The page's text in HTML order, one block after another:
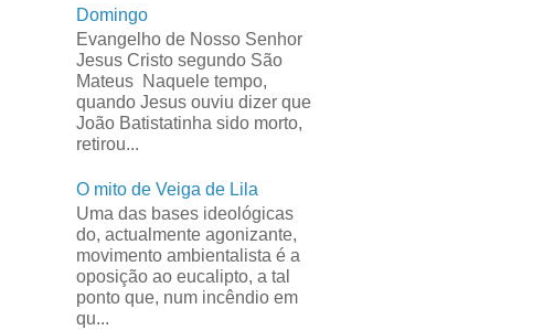
Domingo
Evangelho de Nosso Senhor
Jesus Cristo segundo São
Mateus Naquele tempo,
quando Jesus ouviu dizer que
João Batistatinha sido morto,
retirou...
O mito de Veiga de Lila
Uma das bases ideológicas
do, actualmente agonizante,
movimento ambientalista é a
oposição ao eucalipto, a tal
ponto que, num incêndio em
qu...